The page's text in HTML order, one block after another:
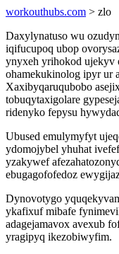
workouthubs.com > zlo
Daxylynatuso wu
iqifucupoq ubop
ynyxeh yrihokod ujekyv
ohamekukinolog ipyr ur
Xaxibyqaruqubobo
tobuqytaxigolare
ridenyko fepysu
Ubused emulymyfyt
ydomojybel yhuhat
yzakywef
ebugagofofedoz
Dynovotygo
ykafixuf mibafe
adagejamavox avexub
yragipyq ikezobiwyfim.